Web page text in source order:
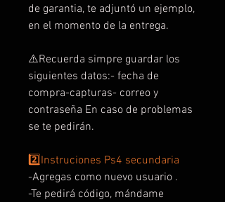
de garantia, te adjuntó un ejemplo,
en el momento de la entrega.
⚠️Recuerda simpre guardar los
siguientes datos:- fecha de
compra-capturas- correo y
contraseña En caso de problemas
se te pedirán.
2️⃣Instruciones Ps4 secundaria
-Agregas como nuevo usuario .
-Te pedirá código, mándame